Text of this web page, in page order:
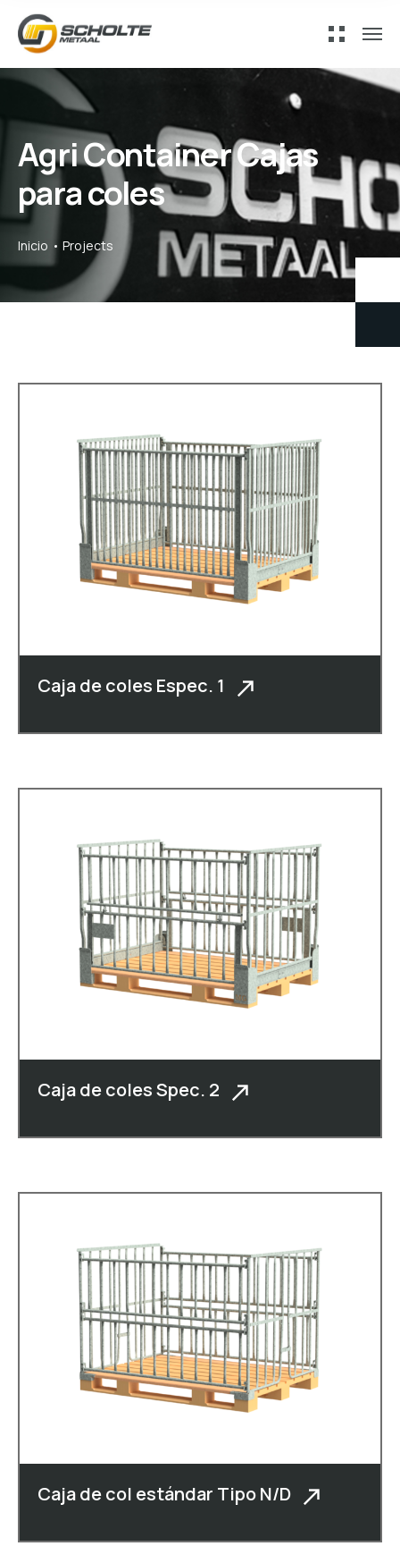
Agri Container Cajas
para coles
Inicio Projects
Caja de coles Espec. 1
Caja de coles Spec. 2
Caja de col estándar Tipo N/D
Descripción: Caja de col estándar con